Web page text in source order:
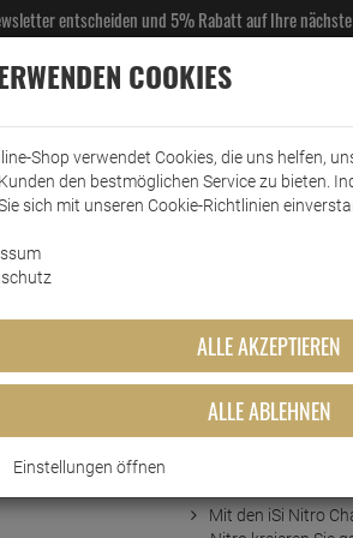
entscheiden und 5% Rabatt auf Ihre
& GASTROBEDARF DROGERIE KÜCHE &
16 Kapseln
Mit den iSi Nitro
COOKIES
Shop verwendet Cookies, die uns helfen,
den bestmöglichen Service zu bieten.
sich mit unseren Cookie-Richtlinien
ALLE AKZEPTIEREN
ALLE ABLEHNEN
Einstellungen öffnen